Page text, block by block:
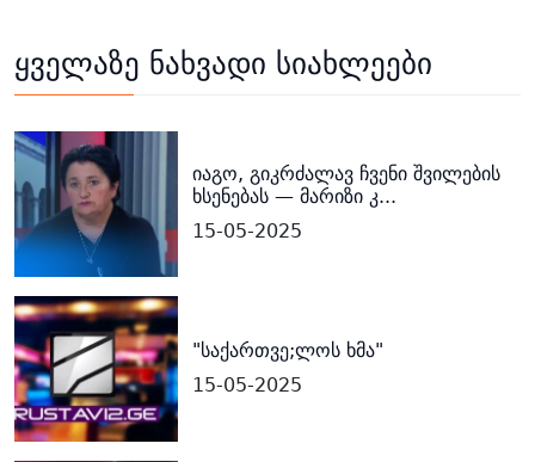
ყველაზე ნახვადი სიახლეები
იაგო, გიკრძალავ ჩვენი შვილების
ხსენებას — მარიზი კ...
15-05-2025
"საქართვე;ლოს ხმა"
15-05-2025